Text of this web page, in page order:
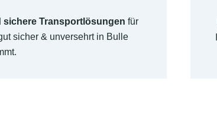
sichere Transportlösungen für
sicher & unversehrt in Bulle